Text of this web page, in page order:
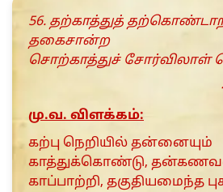
56. தற்காத்துத்
தகைசான்ற
சொற்காத்துச் சோர்விலாள்
மு.வ. விளக்கம்:
கற்பு நெறியில் தன்னையும்
காத்துக்கொண்டு,
காப்பாற்றி, தகுதியமைந்த